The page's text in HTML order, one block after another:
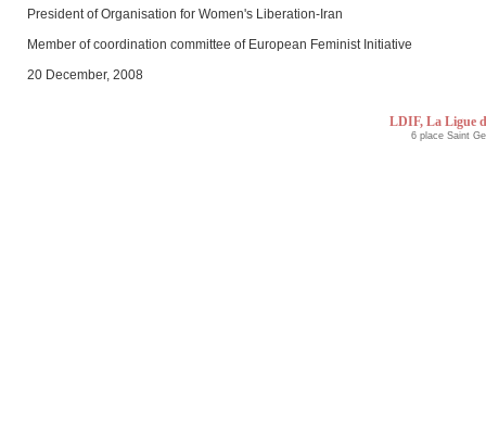
President of Organisation for Women's Liberation-Iran
Member of coordination committee of European Feminist Initiative
20 December, 2008
LDIF, La Ligue
6 place Saint